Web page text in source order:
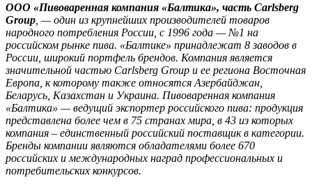
ООО «Пивоваренная компания «Балтика», часть Carlsberg
Group , — один из крупнейших производителей товаров
народного потребления России, с 1996 года — №1 на
российском рынке пива. «Балтике» принадлежат 8 заводов в
России, широкий портфель брендов. Компания является
значительной частью Carlsberg Group и ее региона Восточная
Европа, к которому также относятся Азербайджан,
Беларусь, Казахстан и Украина. Пивоваренная компания
«Балтика» — ведущий экспортер российского пива: продукция
представлена более чем в 75 странах мира, в 43 из которых
компания – единственный российский поставщик в категории.
Бренды компании являются обладателями более 670
российских и международных наград профессиональных и
потребительских конкурсов.